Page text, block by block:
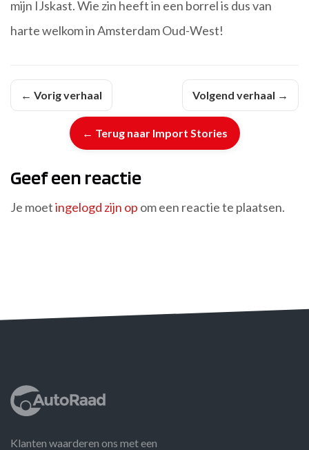
mijn IJskast. Wie zin heeft in een borrel is dus van
harte welkom in Amsterdam Oud-West!
← Vorig verhaal
← Terug naar Import Stories
Volgend verhaal →
Geef een reactie
Je moetingelogd zijn op om een reactie te plaatsen.
Klanten waarderen ons met een